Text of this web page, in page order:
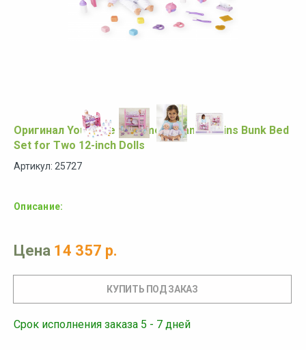
Оригинал You & Me Bedtime Dreams Twins Bunk Bed
Set for Two 12-inch Dolls
Артикул: 25727
Описание:
Цена 14 357 р.
Срок исполнения заказа 5 - 7 дней